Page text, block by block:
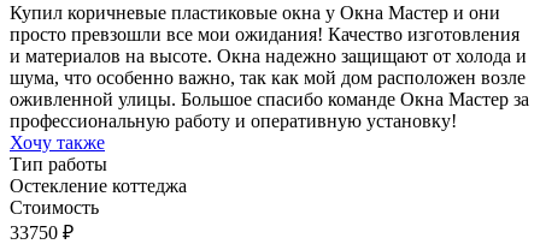
Купил коричневые пластиковые окна у Окна Мастер и они
просто превзошли все мои ожидания! Качество изготовления
и материалов на высоте. Окна надежно защищают от холода и
шума, что особенно важно, так как мой дом расположен возле
оживленной улицы. Большое спасибо команде Окна Мастер за
профессиональную работу и оперативную установку!
Хочу также
Тип работы
Остекление коттеджа
Стоимость
33750 ₽